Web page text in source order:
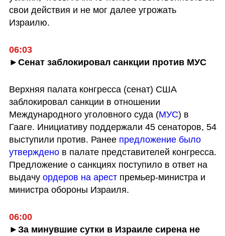
свои действия и не мог далее угрожать
Израилю.
06:03
►Сенат заблокировал санкции против МУС
Верхняя палата конгресса (сенат) США
заблокировал санкции в отношении
Международного уголовного суда (МУС) в
Гааге. Инициативу поддержали 45 сенаторов, 54
выступили против. Ранее предложение было
утверждено в палате представителей конгресса.
Предложение о санкциях поступило в ответ на
выдачу ордеров на арест премьер-министра и
министра обороны Израиля.
06:00
►За минувшие сутки в Израиле сирена не